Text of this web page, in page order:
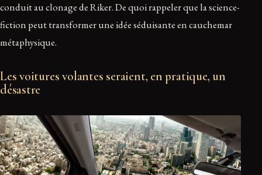
conduit au clonage de Riker. De quoi rappeler que la science-
fiction peut transformer une idée séduisante en cauchemar
métaphysique.
Les voitures volantes seraient, en pratique, un
désastre